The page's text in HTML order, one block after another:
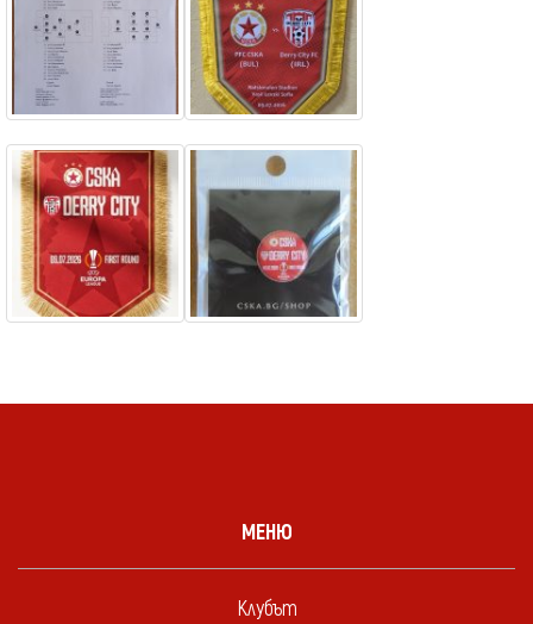
МЕНЮ
Клубът